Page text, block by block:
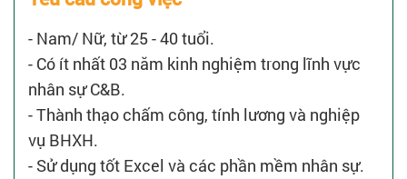
- Nam/ Nữ, từ 25 - 40 tuổi.
- Có ít nhất 03 năm kinh nghiệm trong lĩnh vực
nhân sự C&B.
- Thành thạo chấm công, tính lương và nghiệp
vụ BHXH.
- Sử dụng tốt Excel và các phần mềm nhân sự.